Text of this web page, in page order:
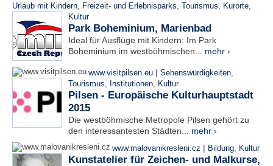
Urlaub mit Kindern, Freizeit- und Erlebnisparks, Tourismus, Kurorte,
Kultur
Park Boheminium, Marienbad
Ideal für Ausflüge mit Kindern: Im Park
Boheminium im westböhmischen... mehr ›
www.visitpilsen.eu | Sehenswürdigkeiten,
Tourismus, Institutionen, Kultur
Pilsen - Europäische Kulturhauptstadt
2015
Die westböhmische Metropole Pilsen gehört zu
den interessantesten Städten... mehr ›
www.malovanikresleni.cz | Bildung, Kultur
Kunstatelier für Zeichen- und Malkurse,